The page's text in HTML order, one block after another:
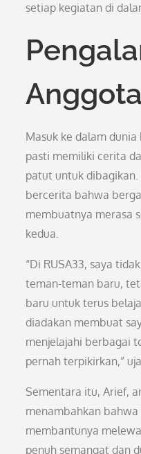
setiap kegiatan di
Masuk ke dalam dunia
pasti memiliki cerita
patut untuk
bercerita bahwa
membuatnya merasa
kedua.
“Di RUSA33, saya
teman-teman baru,
baru untuk terus
diadakan membuat
menjelajahi berbagai
pernah terpikirkan,”
Sementara itu, Arief,
menambahkan
membantunya
penuh semangat dan